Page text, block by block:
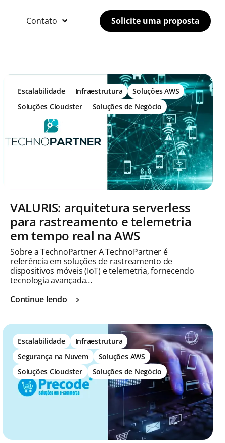
Contato Solicite uma proposta
Escalabilidade Infraestrutura
Soluções AWS
Soluções Cloudster
Soluções de Negócio
VALURIS: arquitetura serverless
para rastreamento e telemetria
em tempo real na AWS
Sobre a TechnoPartner A TechnoPartner é
referência em soluções de rastreamento de
dispositivos móveis (IoT) e telemetria, fornecendo
tecnologia avançada…
Continue lendo
Escalabilidade
Infraestrutura
Segurança na Nuvem
Soluções AWS
Soluções Cloudster
Soluções de Negócio